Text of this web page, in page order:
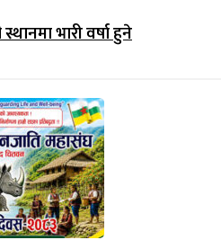
भारी वर्षा हुने